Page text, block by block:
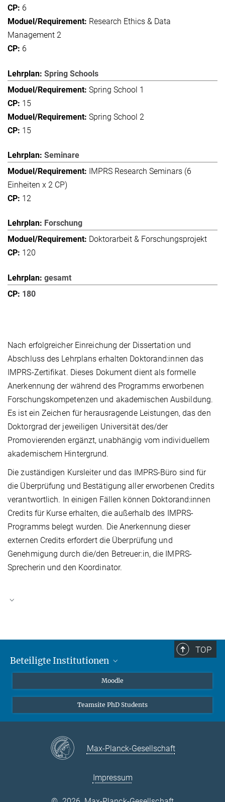
6
Research Ethics & Data
Management 2
6
Spring Schools
Spring School 1
15
Spring School 2
15
Seminare
IMPRS Research Seminars (6
Einheiten x 2 CP)
12
Forschung
Doktorarbeit & Forschungsprojekt
120
gesamt
180
Nach erfolgreicher Einreichung der Dissertation und
Abschluss des Lehrplans erhalten Doktorand:innen das
IMPRS-Zertifikat. Dieses Dokument dient als formelle
Anerkennung der während des Programms erworbenen
Forschungskompetenzen und akademischen Ausbildung.
Es ist ein Zeichen für herausragende Leistungen, das den
Doktorgrad der jeweiligen Universität des/der
Promovierenden ergänzt, unabhängig vom individuellem
akademischem Hintergrund.
Die zuständigen Kursleiter und das IMPRS-Büro sind für
die Überprüfung und Bestätigung aller erworbenen Credits
verantwortlich. In einigen Fällen können Doktorand:innen
Credits für Kurse erhalten, die außerhalb des IMPRS-
Programms belegt wurden. Die Anerkennung dieser
externen Credits erfordert die Überprüfung und
Genehmigung durch die/den Betreuer:in, die IMPRS-
Sprecherin und den Koordinator.
TOP
Beteiligte Institutionen
Friedrich-Alexander-Universität Erlangen-Nürnberg
Martin-Luther-Universität Halle-Wittenberg
Moodle
Teamsite PhD Students
Max-Planck-Gesellschaft
Impressum